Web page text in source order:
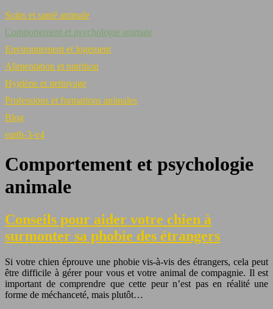
Soins et santé animale
Comportement et psychologie animale
Environnement et logement
Alimentation et nutrition
Hygiène et nettoyage
Professions et formations animales
Blog
earth-3-v4
Comportement et psychologie
animale
Conseils pour aider votre chien à
surmonter sa phobie des étrangers
Si votre chien éprouve une phobie vis-à-vis des étrangers, cela peut
être difficile à gérer pour vous et votre animal de compagnie. Il est
important de comprendre que cette peur n’est pas en réalité une
forme de méchanceté, mais plutôt…